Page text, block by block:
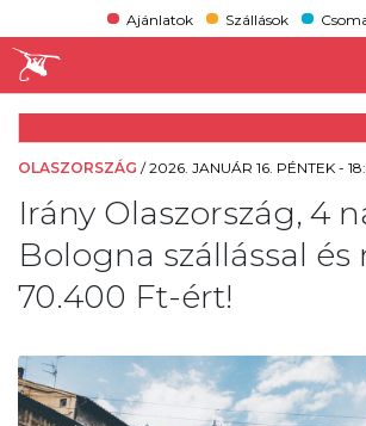
Ajánlatok Szállások
OLASZORSZÁG /2026. JANUÁR 16. PÉNTEK -
Irány Olaszország, 4
Bologna szállással és
70.400 Ft-ért!